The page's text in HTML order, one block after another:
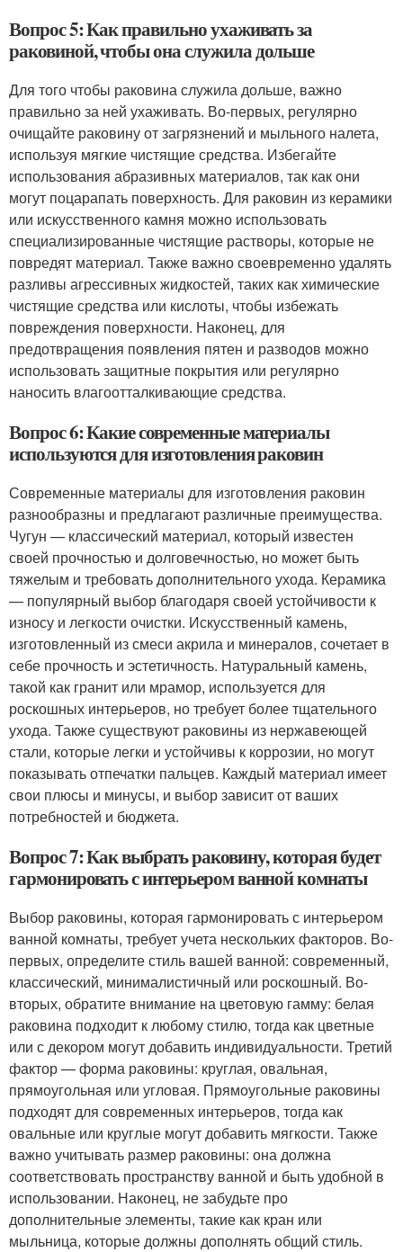
Вопрос 5: Как правильно ухаживать за
раковиной, чтобы она служила дольше
Для того чтобы раковина служила дольше, важно
правильно за ней ухаживать. Во-первых, регулярно
очищайте раковину от загрязнений и мыльного налета,
используя мягкие чистящие средства. Избегайте
использования абразивных материалов, так как они
могут поцарапать поверхность. Для раковин из керамики
или искусственного камня можно использовать
специализированные чистящие растворы, которые не
повредят материал. Также важно своевременно удалять
разливы агрессивных жидкостей, таких как химические
чистящие средства или кислоты, чтобы избежать
повреждения поверхности. Наконец, для
предотвращения появления пятен и разводов можно
использовать защитные покрытия или регулярно
наносить влагоотталкивающие средства.
Вопрос 6: Какие современные материалы
используются для изготовления раковин
Современные материалы для изготовления раковин
разнообразны и предлагают различные преимущества.
Чугун — классический материал, который известен
своей прочностью и долговечностью, но может быть
тяжелым и требовать дополнительного ухода. Керамика
— популярный выбор благодаря своей устойчивости к
износу и легкости очистки. Искусственный камень,
изготовленный из смеси акрила и минералов, сочетает в
себе прочность и эстетичность. Натуральный камень,
такой как гранит или мрамор, используется для
роскошных интерьеров, но требует более тщательного
ухода. Также существуют раковины из нержавеющей
стали, которые легки и устойчивы к коррозии, но могут
показывать отпечатки пальцев. Каждый материал имеет
свои плюсы и минусы, и выбор зависит от ваших
потребностей и бюджета.
Вопрос 7: Как выбрать раковину, которая будет
гармонировать с интерьером ванной комнаты
Выбор раковины, которая гармонировать с интерьером
ванной комнаты, требует учета нескольких факторов. Во-
первых, определите стиль вашей ванной: современный,
классический, минималистичный или роскошный. Во-
вторых, обратите внимание на цветовую гамму: белая
раковина подходит к любому стилю, тогда как цветные
или с декором могут добавить индивидуальности. Третий
фактор — форма раковины: круглая, овальная,
прямоугольная или угловая. Прямоугольные раковины
подходят для современных интерьеров, тогда как
овальные или круглые могут добавить мягкости. Также
важно учитывать размер раковины: она должна
соответствовать пространству ванной и быть удобной в
использовании. Наконец, не забудьте про
дополнительные элементы, такие как кран или
мыльница, которые должны дополнять общий стиль.